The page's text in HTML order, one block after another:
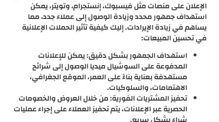
الإعلان على منصات مثل فيسبوك، إنستجرام، وتويتر، يمكن
استهداف جمهور محدد وزيادة الوصول إلى عملاء جدد، مما
يساهم في زيادة الإيرادات. إليك كيفية تأثير الحملات الإعلانية
في تحسين المبيعات:
استهداف الجمهور بشكل دقيق: يمكن للإعلانات
المدفوعة على السوشيال ميديا الوصول إلى شرائح
مستهدفة بعناية بناءً على العمر، الموقع الجغرافي،
الاهتمامات، والسلوكيات.
تحفيز المشتريات الفورية: من خلال العروض والخصومات
الحصرية عبر الإعلانات، يتم تحفيز العملاء على إجراء عمليات